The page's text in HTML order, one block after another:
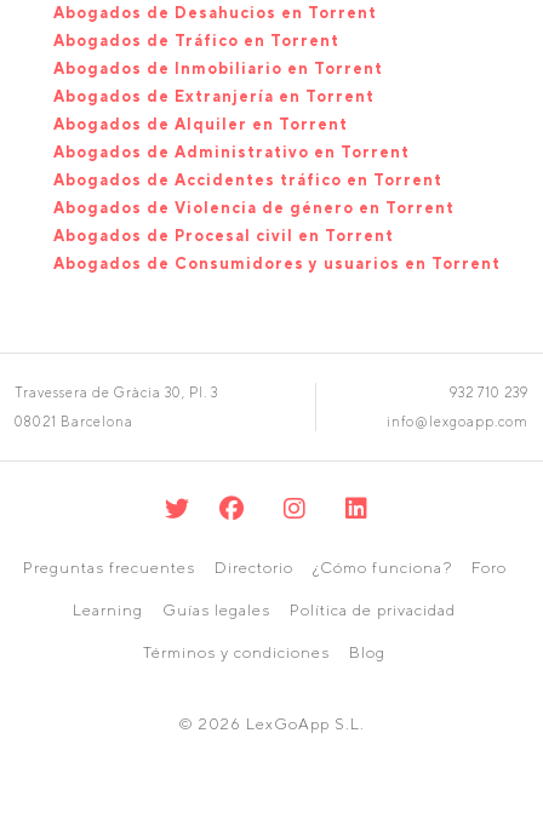
Abogados de Desahucios en Torrent
Abogados de Tráfico en Torrent
Abogados de Inmobiliario en Torrent
Abogados de Extranjería en Torrent
Abogados de Alquiler en Torrent
Abogados de Administrativo en Torrent
Abogados de Accidentes tráfico en Torrent
Abogados de Violencia de género en Torrent
Abogados de Procesal civil en Torrent
Abogados de Consumidores y usuarios en Torrent
Travessera de Gràcia 30, Pl. 3
08021 Barcelona
932 710 239
info@lexgoapp.com
Preguntas frecuentes Directorio ¿Cómo funciona? Foro
Learning Guías legales Política de privacidad
Términos y condiciones Blog
© 2026 LexGoApp S.L.